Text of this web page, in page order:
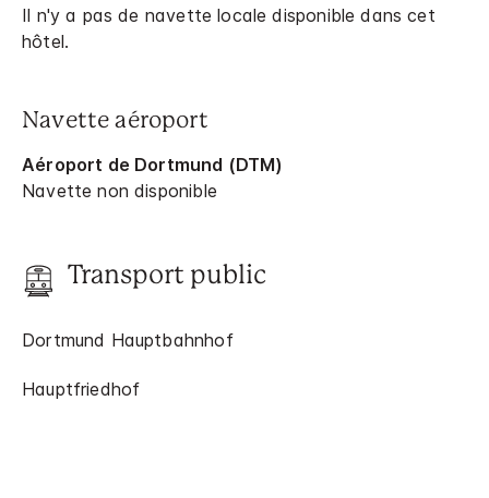
Il n'y a pas de navette locale disponible dans cet
hôtel.
Navette aéroport
Aéroport de Dortmund (DTM)
Navette non disponible
Transport public
Dortmund Hauptbahnhof
Hauptfriedhof